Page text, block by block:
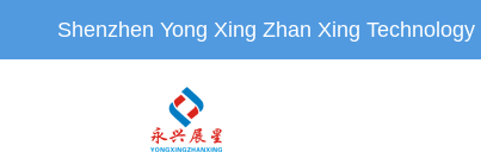
Shenzhen Yong Xing Zhan Xing Technology